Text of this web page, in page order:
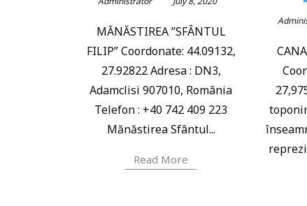
MĂNĂSTIREA ”SFÂNTUL
FILIP” Coordonate: 44.09132,
27.92822 Adresa : DN3,
Adamclisi 907010, România
Telefon : +40 742 409 223
Mănăstirea Sfântul...
Read More